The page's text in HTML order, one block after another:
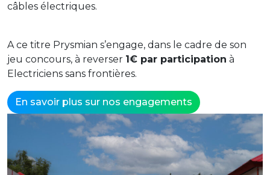
câbles électriques.
A ce titre Prysmian s’engage, dans le cadre de son
jeu concours, à reverser 1€ par participation à
Electriciens sans frontières.
En savoir plus sur nos engagements